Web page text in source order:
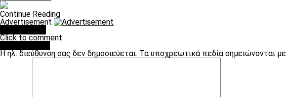
Continue Reading
Advertisement
Click to comment
Η ηλ. διεύθυνση σας δεν δημοσιεύεται. Τα υποχρεωτικά πεδία σημειώνονται με